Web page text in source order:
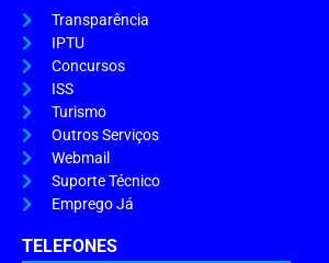
Transparência
IPTU
Concursos
ISS
Turismo
Outros Serviços
Webmail
Suporte Técnico
Emprego Já
TELEFONES